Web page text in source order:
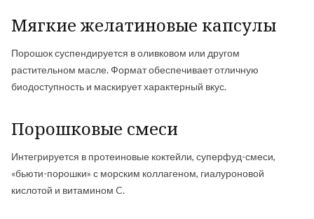
Мягкие желатиновые капсулы
Порошок суспендируется в оливковом или другом
растительном масле. Формат обеспечивает отличную
биодоступность и маскирует характерный вкус.
Порошковые смеси
Интегрируется в протеиновые коктейли, суперфуд-смеси,
«бьюти-порошки» с морским коллагеном, гиалуроновой
кислотой и витамином C.